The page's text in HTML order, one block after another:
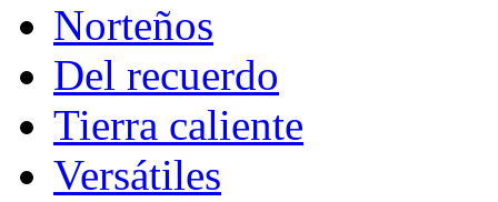
Norteños
Del recuerdo
Tierra caliente
Versátiles